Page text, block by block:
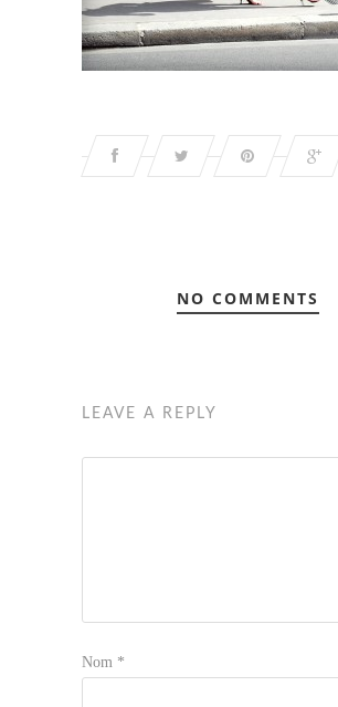
NO COMMENTS
LEAVE A REPLY
Nom *